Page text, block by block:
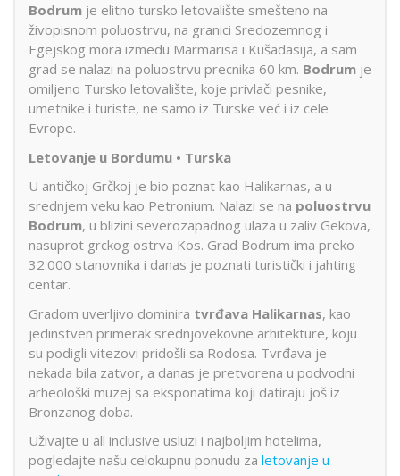
Bodrum je elitno tursko letovalište smešteno na
živopisnom poluostrvu, na granici Sredozemnog i
Egejskog mora izmedu Marmarisa i Kušadasija, a sam
grad se nalazi na poluostrvu precnika 60 km. Bodrum je
omiljeno Tursko letovalište, koje privlači pesnike,
umetnike i turiste, ne samo iz Turske već i iz cele
Evrope.
Letovanje u Bordumu • Turska
U antičkoj Grčkoj je bio poznat kao Halikarnas, a u
srednjem veku kao Petronium. Nalazi se na poluostrvu
Bodrum, u blizini severozapadnog ulaza u zaliv Gekova,
nasuprot grckog ostrva Kos. Grad Bodrum ima preko
32.000 stanovnika i danas je poznati turistički i jahting
centar.
Gradom uverljivo dominira tvrđava Halikarnas, kao
jedinstven primerak srednjovekovne arhitekture, koju
su podigli vitezovi pridošli sa Rodosa. Tvrđava je
nekada bila zatvor, a danas je pretvorena u podvodni
arheološki muzej sa eksponatima koji datiraju još iz
Bronzanog doba.
Uživajte u all inclusive usluzi i najboljim hotelima,
pogledajte našu celokupnu ponudu za letovanje u